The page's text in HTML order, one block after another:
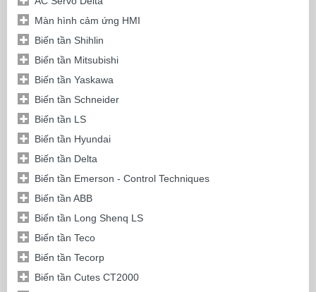
Màn hình cảm ứng HMI
Biến tần Shihlin
Biến tần Mitsubishi
Biến tần Yaskawa
Biến tần Schneider
Biến tần LS
Biến tần Hyundai
Biến tần Delta
Biến tần Emerson - Control Techniques
Biến tần ABB
Biến tần Long Shenq LS
Biến tần Teco
Biến tần Tecorp
Biến tần Cutes CT2000